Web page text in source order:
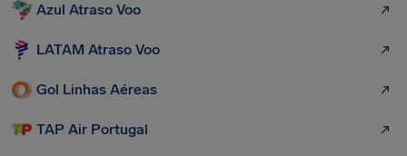
Azul Atraso Voo
LATAM Atraso Voo
Gol Linhas Aéreas
TAP Air Portugal